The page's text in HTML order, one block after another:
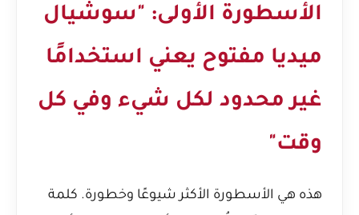
الأسطورة الأولى: "سوشيال
ميديا مفتوح يعني استخدامًا
غير محدود لكل شيء وفي كل
وقت"
هذه هي الأسطورة الأكثر شيوعًا وخطورة. كلمة